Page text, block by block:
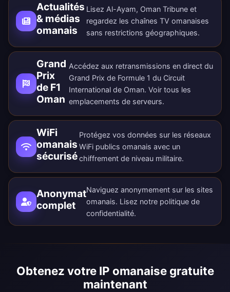
Actualités
& médias
omanais
Lisez Al-Ayam, Oman Tribune et
regardez les chaînes TV omanaises
sans restrictions géographiques.
Grand
Prix
de F1
Oman
Accédez aux retransmissions en direct du
Grand Prix de Formule 1 du Circuit
International de Oman. Voir tous les
emplacements de serveurs.
WiFi
omanais
sécurisé
Protégez vos données sur les réseaux
WiFi publics omanais avec un
chiffrement de niveau militaire.
Anonymat
complet
Naviguez anonymement sur les sites
omanais. Lisez notre politique de
confidentialité.
Obtenez votre IP omanaise gratuite
maintenant